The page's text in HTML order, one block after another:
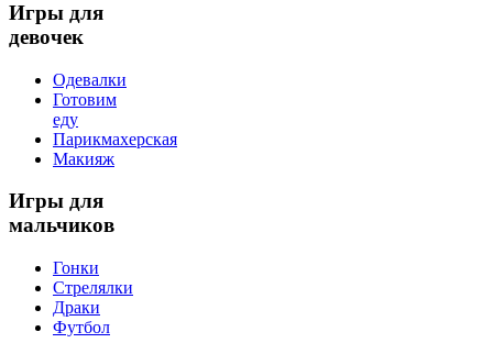
Игры для
девочек
Одевалки
Готовим
еду
Парикмахерская
Макияж
Игры для
мальчиков
Гонки
Стрелялки
Драки
Футбол